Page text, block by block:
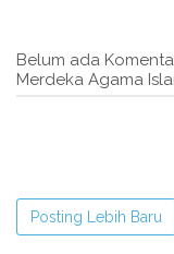
Belum ada
Merdeka Agama
Posting Lebih Baru